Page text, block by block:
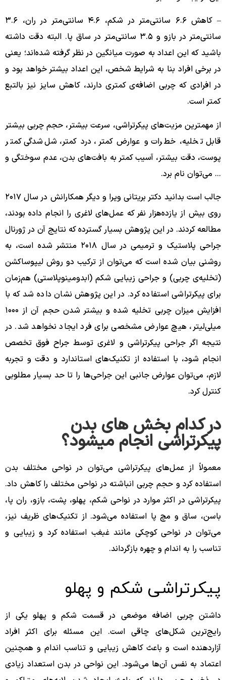
– کاهش ۶.۶ سانتی‌متر در شکم، ۴.۶ سانتی‌متر در ران، ۳.۶
سانتی‌متر در بازو و ۳.۵ سانتی‌متر در ساق پا. البته دقت داشته
باشید که این اعداد به صورت میانگین در نظر گرفته شده‌اند؛ یعنی
در برخی افراد بنا به شرایط شخص، این اعداد بیشتر خواهد بود و
در افرادی که چربی اضافه‌ی کمتری دارند، کاهش سایز نیز بالتبع
کمتر است.
از مهمترین مزیت‌های پیکرتراشی، سرعت بیشتر، حجم چربی بیشتر
قابل تخلیه، خطرات و عوارض کمتر، درد کمتر، شل‌شدگی کمتر
پوست، دقت بیشتر، آسیب کمتر به بافت‌های بدن، عدم سوختگی و
… می‌توان نام برد.
جالب است بدانید دکتر بریتانی ویرا و دیگر همکارانش در سال ۲۰۱۷
روی بیش از یازده‌هزار نفر که عمل‌های لاغری را انجام داده بودند،
مطالعه کردند. در این پژوهش بسیار گسترده که نتایج آن در ژورنال
جراحی پلاستیک و ترمیمی در سال ۲۰۱۸ منتشر شده است، به
روشنی بیان شده است که می‌توان از ترکیب دو روش لیپوساکشن
(تخلیه‌ی چربی) و جراحی زیبایی شکم (ابدومینوپلاستی) هم‌زمان
برای پیکرتراشی استفاده کرد. در این پژوهش نشان داده شد که با
افزایش میزان چربی تخلیه شده و بیشتر شدن حجم آن از ۱۰۰۰
میلی‌لیتر، هیچ عوارض مشخصی برای فرد ایجاد نخواهد شد. در
نتیجه اگر جراحی پیکرتراشی و لاغری توسط جراح فوق تخصص
انجام شود، با استفاده از تکنیک‌های استاندارد و دقت و تجربه
لازم، می‌توان عوارض جانبی این جراحی‌ها را تا حد بسیار مطلوبی
کنترل کرد.
در کدام بخش های بدن
پیکرتراشی انجام میشود؟
معمولاً از عمل‌های پیکرتراشی می‌توان در نواحی مختلف بدن
استفاده کرد و حجم چربی انباشته در نواحی مختلف را کاهش داد.
پیکرتراشی در اکثر موارد در نواحی شکم، پهلو، پشت، بازو، ران پا،
باسن، ساق و مچ پا استفاده می‌شود. از تکنیک‌های ظریف نیز،
می‌توان در نواحی کوچکی مانند غبغب استفاده کرد و زیبایی و
تناسب را به اندام و چهره بازگرداند.
پیکرتراشی شکم و پهلو
داشتن چربی اضافه موضعی در قسمت شکم و پهلو یکی از
رایج‌ترین شکل‌های چاقی است. این مسئله برای اکثر افراد
آزاردهنده است و باعث کاهش زیبایی و تناسب اندام و همچنین
اعتماد به نفس آن‌ها می‌شود. این نواحی در بدن استعداد زیادی